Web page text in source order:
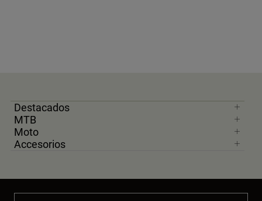
Destacados
MTB
Moto
Accesorios